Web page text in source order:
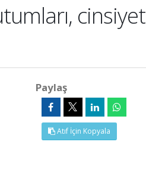
cinsiyet
Paylaş
Atıf İçin Kopyala